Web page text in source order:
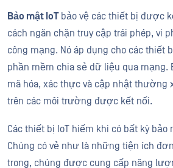
Bảo mật IoTbảo vệ các thiết bị được
cách ngăn chặn truy cập trái phép, vi
công mạng. Nó áp dụng cho các thiết
phần mềm chia sẻ dữ liệu qua mạng.
mã hóa, xác thực và cập nhật thường
trên các môi trường được kết nối.
Các thiết bị IoT hiếm khi có bất kỳ bảo
Chúng có vẻ như là những tiện ích
trong, chúng được cung cấp năng